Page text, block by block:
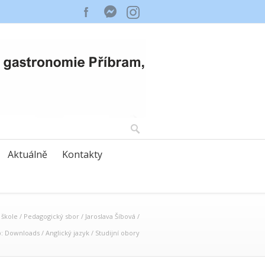
Aktuálně
Kontakty
škole / Pedagogický sbor / Jaroslava Šíbová /
Downloads / Anglický jazyk / Studijní obory